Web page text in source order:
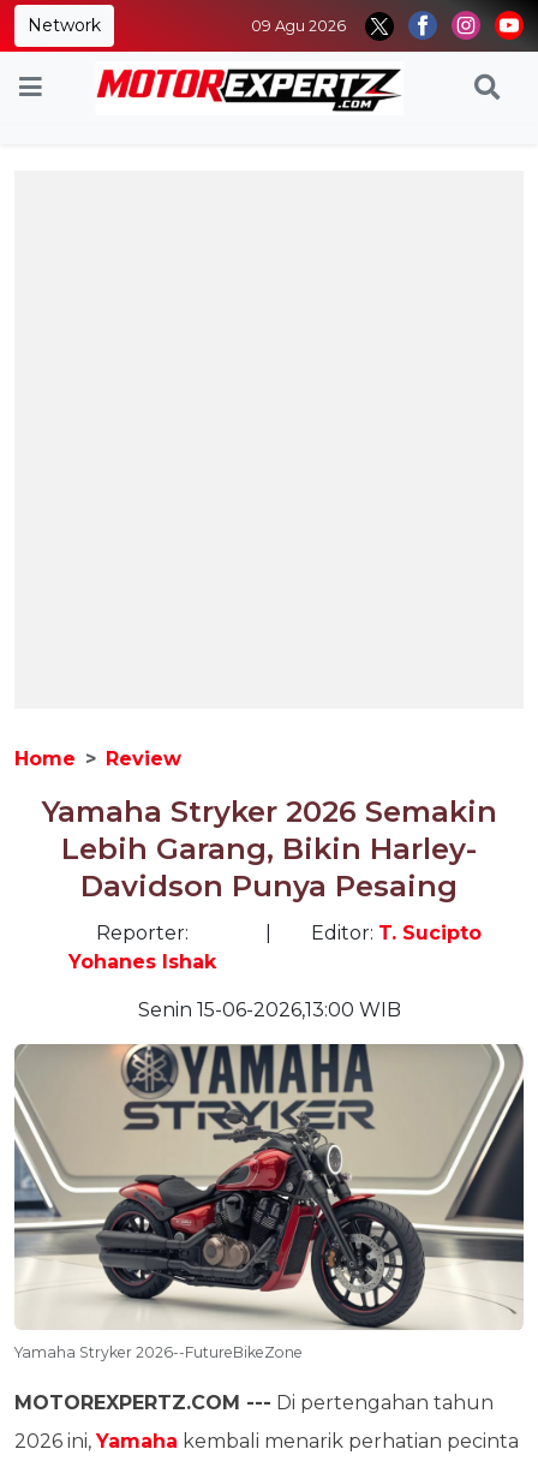
Network 09 Agu 2026
Home Review
Yamaha Stryker 2026 Semakin
Lebih Garang, Bikin Harley-
Davidson Punya Pesaing
Reporter:
Yohanes Ishak
Editor: T. Sucipto
Senin 15-06-2026,13:00 WIB
Yamaha Stryker 2026--FutureBikeZone
MOTOREXPERTZ.COM --- Di pertengahan tahun
2026 ini,Yamaha kembali menarik perhatian pecinta